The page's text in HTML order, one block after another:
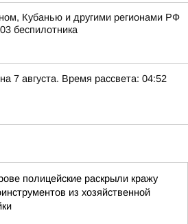
Кубанью и другими регионами РФ
беспилотника
7 августа. Время рассвета: 04:52
полицейские раскрыли кражу
из хозяйственной